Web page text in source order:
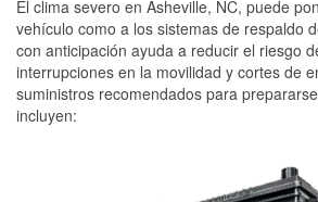
El clima severo en Asheville, NC, puede
vehículo como a los sistemas de respaldo
con anticipación ayuda a reducir el riesgo
interrupciones en la movilidad y cortes de
suministros recomendados para
incluyen: